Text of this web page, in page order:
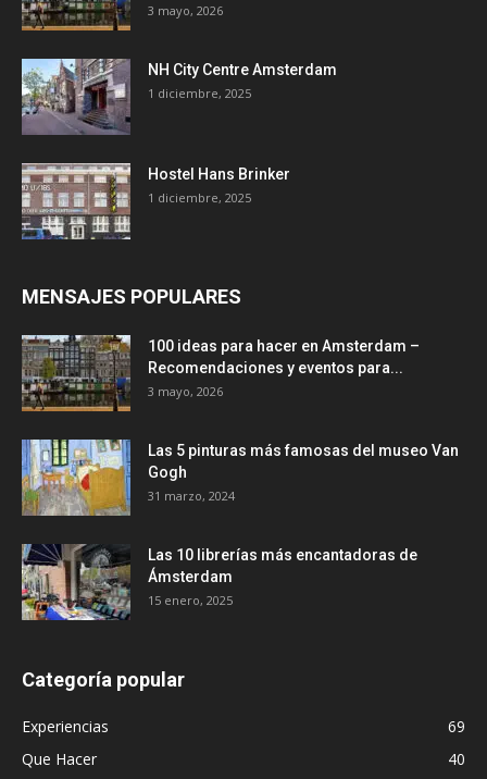
3 mayo, 2026
NH City Centre Amsterdam
1 diciembre, 2025
Hostel Hans Brinker
1 diciembre, 2025
MENSAJES POPULARES
100 ideas para hacer en Amsterdam –
Recomendaciones y eventos para...
3 mayo, 2026
Las 5 pinturas más famosas del museo Van
Gogh
31 marzo, 2024
Las 10 librerías más encantadoras de
Ámsterdam
15 enero, 2025
Categoría popular
Experiencias
69
Que Hacer
40